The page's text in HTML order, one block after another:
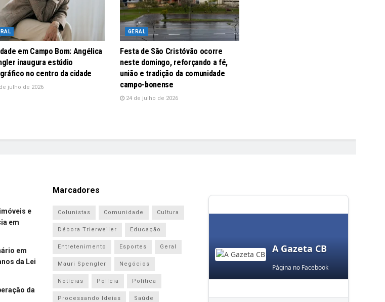
em Campo Bom: Angélica
inaugura estúdio
no centro da cidade
julho de 2026
GERAL
Festa de São Cristóvão ocorre
neste domingo, reforçando a fé,
união e tradição da comunidade
campo-bonense
24 de julho de 2026
e
em
em
da Lei
da
Marcadores
Colunistas Comunidade Cultura
Débora Trierweiler Educação
Entretenimento Esportes Geral
Mauri Spengler Negócios
Notícias Polícia Política
Processando Ideias Saúde
A Gazeta CB
Página no Facebook